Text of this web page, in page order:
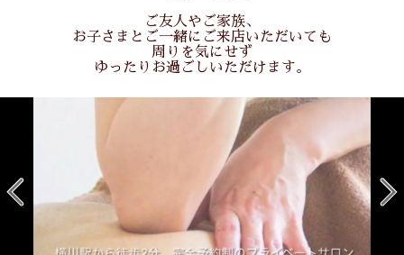
ご友人やご家族、
お子さまとご一緒にご来店いただいても
周りを気にせず
ゆったりお過ごしいただけます。